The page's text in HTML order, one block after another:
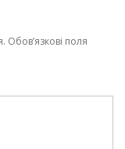
Обов’язкові поля